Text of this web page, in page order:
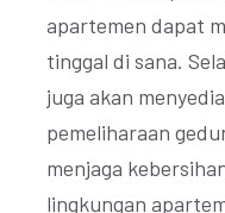
apartemen dapat
tinggal di sana.
juga akan
pemeliharaan
menjaga
lingkungan